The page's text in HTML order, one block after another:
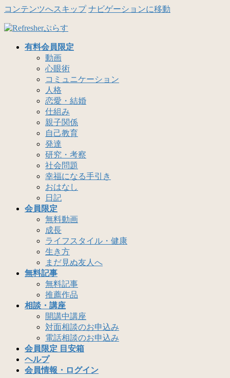
コンテンツへスキップ ナビゲーションに移動
有料会員限定
動画
心眼術
コミュニケーション
人格
恋愛・結婚
仕組み
親子関係
自己教育
発達
研究・考察
社会問題
幸福になる手引き
おはなし
日記
会員限定
無料動画
成長
ライフスタイル・健康
生き方
まだ見ぬ友人へ
無料記事
無料記事
推薦作品
相談・講座
開講中講座
対面相談のお申込み
電話相談のお申込み
会員限定 目安箱
ヘルプ
会員情報・ログイン